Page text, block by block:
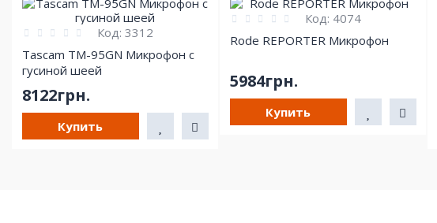
Код: 3312
Tascam TM-95GN Микрофон с
гусиной шеей
8122грн.
Купить
Код: 4074
Rode REPORTER Микрофон
5984грн.
Купить